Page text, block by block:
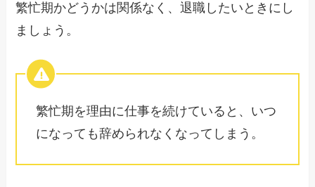
繁忙期かどうかは関係なく、退職したいときにし
ましょう。
繁忙期を理由に仕事を続けていると、いつ
になっても辞められなくなってしまう。